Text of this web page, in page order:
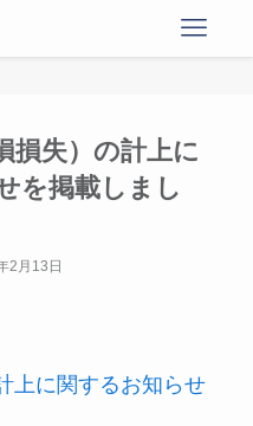
損失）の計上に
を掲載しまし
2月13日
上に関するお知らせ